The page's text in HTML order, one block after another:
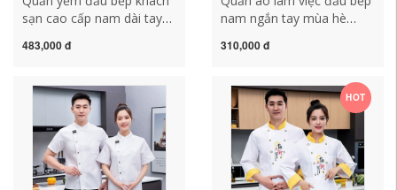
sạn cao cấp nam dài tay
vụ nướng bông đen quần
mua áo bếp
483,000 đ
nam ngắn tay mùa hè
làm bánh nhà hàng căng
tay nữ đồng phục đầu bếp
may sẵn
310,000 đ
HOT